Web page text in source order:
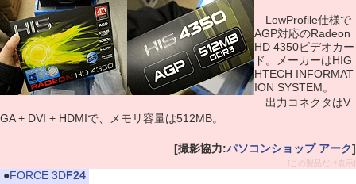
LowProfile仕様で
AGP対応のRadeon
HD 4350ビデオカー
ド。メーカーはHIG
HTECH INFORMAT
ION SYSTEM。
出力コネクタはV
GA + DVI + HDMIで、メモリ容量は512MB。
[撮影協力:パソコンショップ アーク]
[この製品だけ表示]
●FORCE 3DF24